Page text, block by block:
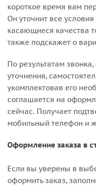
короткое время вам
Он уточнит все
касающиеся качества
также подскажет о
По результатам
уточнения,
укомплектовав его
соглашается на
сейчас. Получает
мобильный телефон и
Оформление заказа в
Если вы уверены в
оформить заказ,